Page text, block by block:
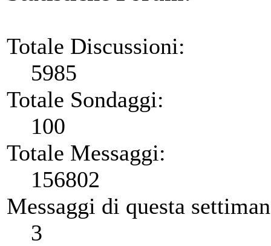
Totale Discussioni:
5985
Totale Sondaggi:
100
Totale Messaggi:
156802
Messaggi di questa
3